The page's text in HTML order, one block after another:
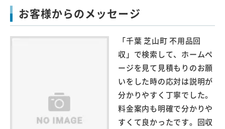
お客様からのメッセージ
「千葉 芝山町 不用品回
収」で検索して、ホームペ
ージを見て見積もりのお願
いをした時の応対は説明が
分かりやすく丁寧でした。
料金案内も明確で分かりや
すくて良かったです。回収